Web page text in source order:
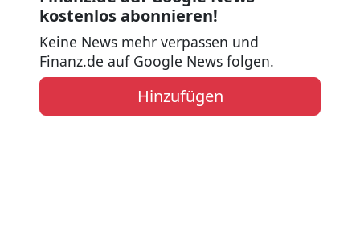
kostenlos abonnieren!
Keine News mehr verpassen und
Finanz.de auf Google News folgen.
Hinzufügen